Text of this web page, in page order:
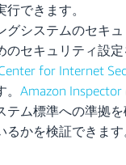
できます。
グシステムのセキ
のセキュリティ設定
for Internet
Amazon Inspector
テム標準への準拠
かを検証できます